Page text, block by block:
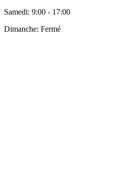
Samedi: 9:00 - 17:00
Dimanche: Fermé